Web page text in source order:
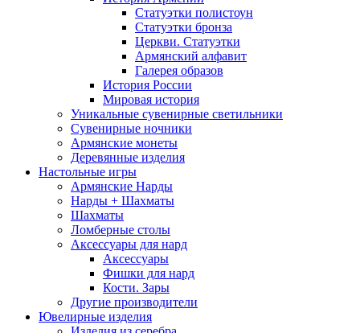
Статуэтки полистоун
Статуэтки бронза
Церкви. Статуэтки
Армянский алфавит
Галерея образов
История России
Мировая история
Уникальные сувенирные светильники
Сувенирные ночники
Армянские монеты
Деревянные изделия
Настольные игры
Армянские Нарды
Нарды + Шахматы
Шахматы
Ломберные столы
Аксессуары для нард
Аксессуары
Фишки для нард
Кости. Зары
Другие производители
Ювелирные изделия